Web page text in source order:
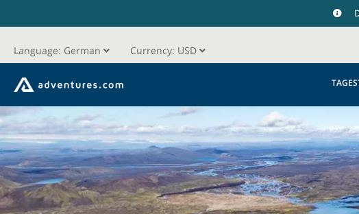
Language: German Currency: USD